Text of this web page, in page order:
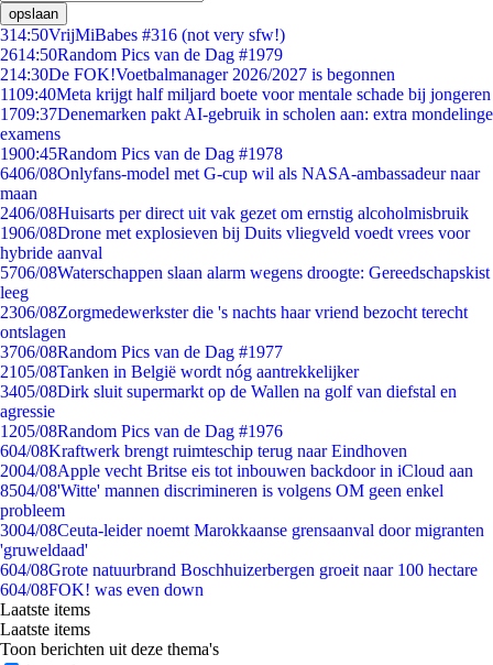
opslaan
314:50VrijMiBabes #316 (not very sfw!)
2614:50Random Pics van de Dag #1979
214:30De FOK!Voetbalmanager 2026/2027 is begonnen
1109:40Meta krijgt half miljard boete voor mentale schade bij jongeren
1709:37Denemarken pakt AI-gebruik in scholen aan: extra mondelinge
examens
1900:45Random Pics van de Dag #1978
6406/08Onlyfans-model met G-cup wil als NASA-ambassadeur naar
maan
2406/08Huisarts per direct uit vak gezet om ernstig alcoholmisbruik
1906/08Drone met explosieven bij Duits vliegveld voedt vrees voor
hybride aanval
5706/08Waterschappen slaan alarm wegens droogte: Gereedschapskist
leeg
2306/08Zorgmedewerkster die 's nachts haar vriend bezocht terecht
ontslagen
3706/08Random Pics van de Dag #1977
2105/08Tanken in België wordt nóg aantrekkelijker
3405/08Dirk sluit supermarkt op de Wallen na golf van diefstal en
agressie
1205/08Random Pics van de Dag #1976
604/08Kraftwerk brengt ruimteschip terug naar Eindhoven
2004/08Apple vecht Britse eis tot inbouwen backdoor in iCloud aan
8504/08'Witte' mannen discrimineren is volgens OM geen enkel
probleem
3004/08Ceuta-leider noemt Marokkaanse grensaanval door migranten
'gruweldaad'
604/08Grote natuurbrand Boschhuizerbergen groeit naar 100 hectare
604/08FOK! was even down
Laatste items
Laatste items
Toon berichten uit deze thema's